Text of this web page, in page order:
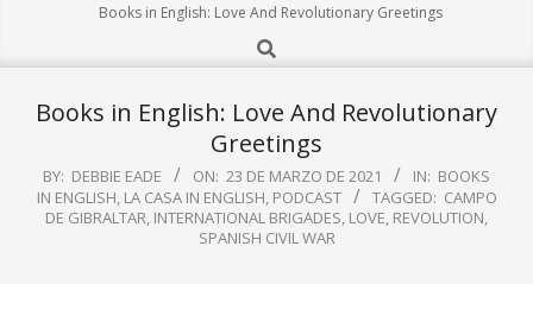
Books in English: Love And Revolutionary Greetings
Search
Books in English: Love And Revolutionary
Greetings
BY: DEBBIE EADE ON: 23 DE MARZO DE 2021 IN: BOOKS
IN ENGLISH, LA CASA IN ENGLISH, PODCAST TAGGED: CAMPO
DE GIBRALTAR, INTERNATIONAL BRIGADES, LOVE, REVOLUTION,
SPANISH CIVIL WAR